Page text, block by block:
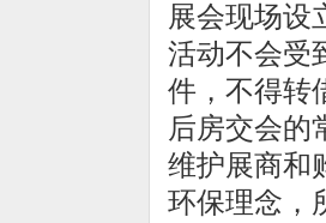
展会现场设
活动不会受
件，不得转
后房交会的
维护展商和
环保理念，